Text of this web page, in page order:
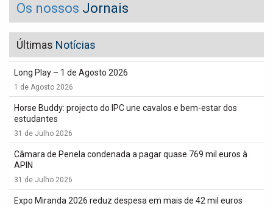
Os nossos Jornais
Últimas Notícias
Long Play – 1 de Agosto 2026
1 de Agosto 2026
Horse Buddy: projecto do IPC une cavalos e bem-estar dos
estudantes
31 de Julho 2026
Câmara de Penela condenada a pagar quase 769 mil euros à
APIN
31 de Julho 2026
Expo Miranda 2026 reduz despesa em mais de 42 mil euros